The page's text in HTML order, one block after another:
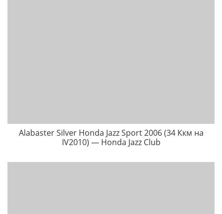
Alabaster Silver Honda Jazz Sport 2006 (34 Ккм на
IV2010) — Honda Jazz Club